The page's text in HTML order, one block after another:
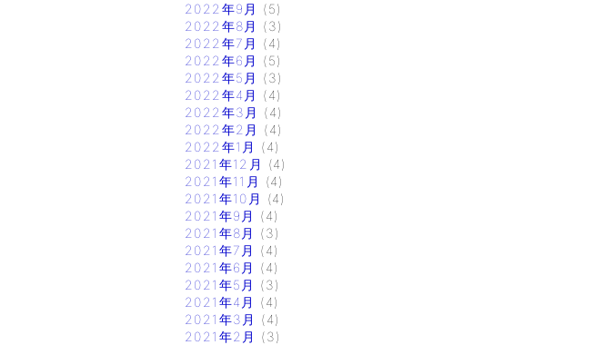
2022年9月
(5)
2022年8月
(3)
2022年7月
(4)
2022年6月
(5)
2022年5月
(3)
2022年4月
(4)
2022年3月
(4)
2022年2月
(4)
2022年1月
(4)
2021年12月
(4)
2021年11月
(4)
2021年10月
(4)
2021年9月
(4)
2021年8月
(3)
2021年7月
(4)
2021年6月
(4)
2021年5月
(3)
2021年4月
(4)
2021年3月
(4)
2021年2月
(3)